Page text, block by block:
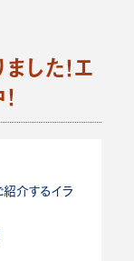
した！エ
紹介するイラ